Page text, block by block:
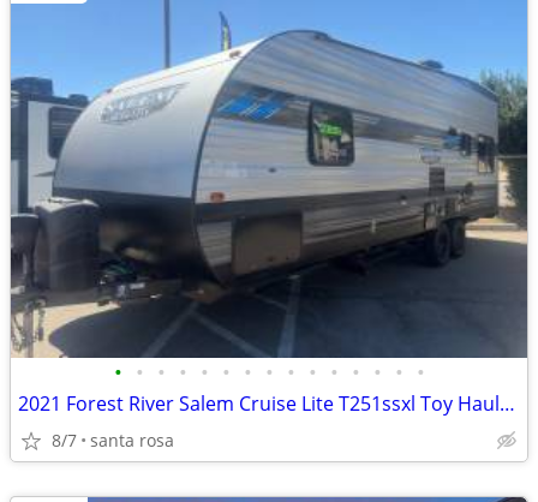
• • • • • • • • • • • • • • •
2021 Forest River Salem Cruise Lite T251ssxl Toy Hauler Travel Trailer
8/7 santa rosa